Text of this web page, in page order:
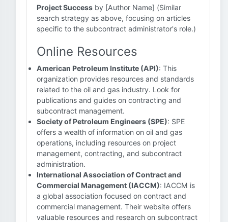
Project Success by [Author Name] (Similar
search strategy as above, focusing on articles
specific to the subcontract administrator's role.)
Online Resources
American Petroleum Institute (API): This
organization provides resources and standards
related to the oil and gas industry. Look for
publications and guides on contracting and
subcontract management.
Society of Petroleum Engineers (SPE): SPE
offers a wealth of information on oil and gas
operations, including resources on project
management, contracting, and subcontract
administration.
International Association of Contract and
Commercial Management (IACCM): IACCM is
a global association focused on contract and
commercial management. Their website offers
valuable resources and research on subcontract